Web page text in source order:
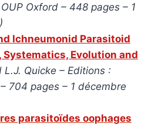
Oxford – 448 pages – 1
Ichneumonid Parasitoid
Systematics, Evolution and
L.J. Quicke – Editions :
704 pages – 1 décembre
parasitoïdes oophages